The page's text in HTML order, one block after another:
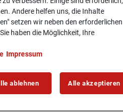
Andere helfen uns, die Inhalte
setzen wir neben den erforderlichen
haben die Möglichkeit, Ihre
Impressum
ablehnen Alle akzeptieren